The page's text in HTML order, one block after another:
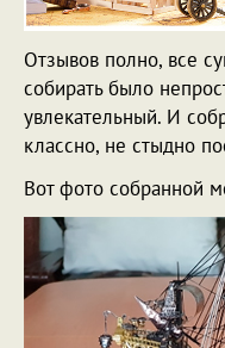
Отзывов полно, все
собирать было
увлекательный. И
классно, не стыдно
Вот фото собранной